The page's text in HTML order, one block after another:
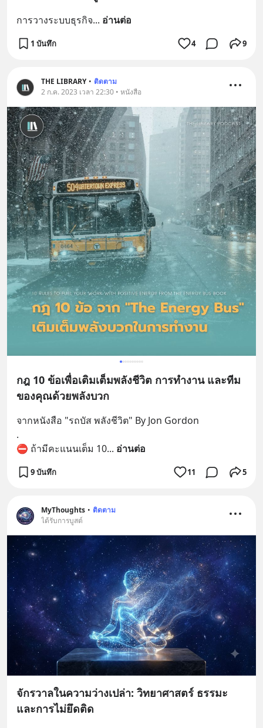
การวางระบบธุรกิจ... อ่านต่อ
1 บันทึก 4 9
THE LIBRARY • ติดตาม
2 ก.ค. 2023 เวลา 22:30 • หนังสือ
กฎ 10 ข้อเพื่อเติมเต็มพลังชีวิต การทำงาน และทีม
ของคุณด้วยพลังบวก
จากหนังสือ "รถบัส พลังชีวิต" By Jon Gordon
.
⛔️ ถ้ามีคะแนนเต็ม 10... อ่านต่อ
9 บันทึก 11 5
MyThoughts • ติดตาม
ได้รับการบูสต์
จักรวาลในความว่างเปล่า: วิทยาศาสตร์ ธรรมะ
และการไม่ยึดติด